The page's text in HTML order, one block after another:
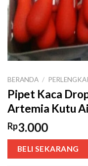
BERANDA /
Pipet Kaca
Artemia Kutu
Rp3.000
BELI SEKARANG